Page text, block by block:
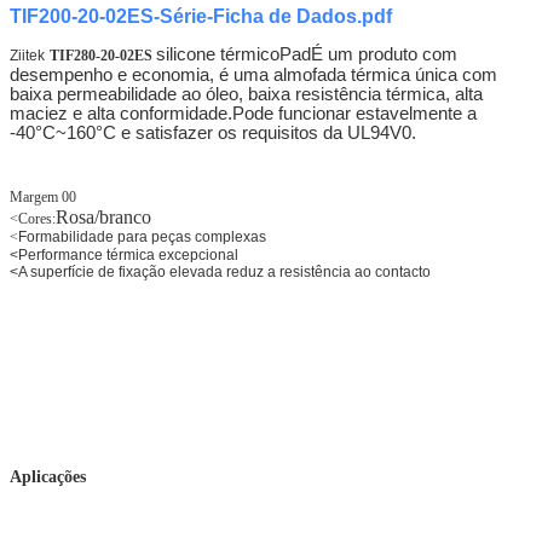
TIF200-20-02ES-Série-Ficha de Dados.pdf
Ziitek TIF280-20-02ES silicone térmicoPad É um produto com
desempenho e economia, é uma almofada térmica única com
baixa permeabilidade ao óleo, baixa resistência térmica, alta
maciez e alta conformidade.Pode funcionar estavelmente a
-40°C~160°C e satisfazer os requisitos da UL94V0.
Margem 00
<Cores:Rosa/branco
<Formabilidade para peças complexas
<Performance térmica excepcional
<A superfície de fixação elevada reduz a resistência ao contacto
Aplicações